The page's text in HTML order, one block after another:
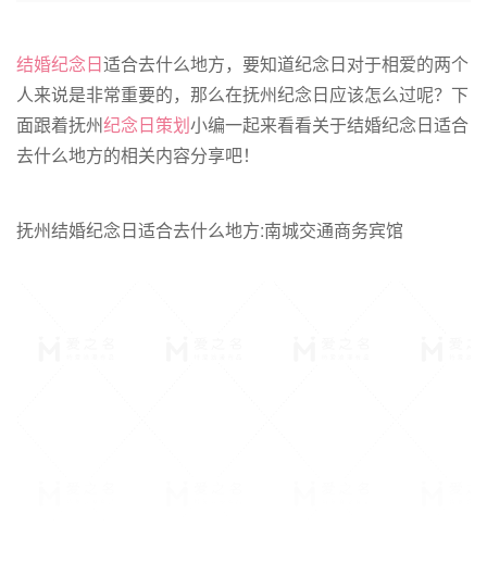
结婚纪念日适合去什么地方，要知道纪念日对于相爱的两个
人来说是非常重要的，那么在抚州纪念日应该怎么过呢？下
面跟着抚州纪念日策划小编一起来看看关于结婚纪念日适合
去什么地方的相关内容分享吧！
抚州结婚纪念日适合去什么地方:南城交通商务宾馆